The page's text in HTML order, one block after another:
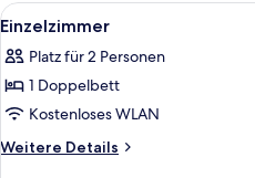
Alle
Fotos
für
Einzelzimmer
anzeigen
5
Einzelzimmer
Platz für 2 Personen
1 Doppelbett
Kostenloses WLAN
Weitere Details
Weitere